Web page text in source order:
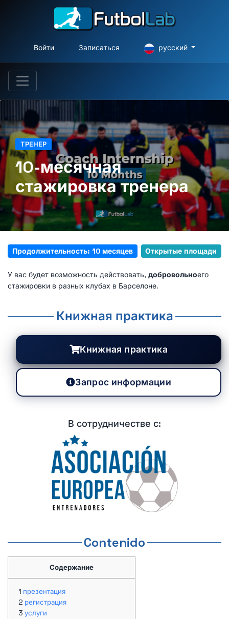
Войти Записаться русский
ТРЕНЕР
10-месячная
стажировка тренера
Продолжительность: 10 месяцев Открытые площади
У вас будет возможность действовать, добровольноего
стажировки в разных клубах в Барселоне.
Книжная практика
Книжная практика
Запрос информации
В сотрудничестве с:
Contenido
Содержание
презентация
регистрация
услуги